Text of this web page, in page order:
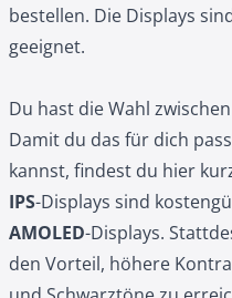
bestellen. Die Displays
geeignet.
Du hast die Wahl
Damit du das für dich
kannst, findest du hier
IPS-Displays sind
AMOLED-Displays.
den Vorteil, höhere